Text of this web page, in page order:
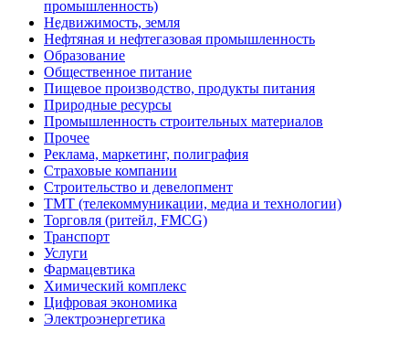
промышленность)
Недвижимость, земля
Нефтяная и нефтегазовая промышленность
Образование
Общественное питание
Пищевое производство, продукты питания
Природные ресурсы
Промышленность строительных материалов
Прочее
Реклама, маркетинг, полиграфия
Страховые компании
Строительство и девелопмент
ТМТ (телекоммуникации, медиа и технологии)
Торговля (ритейл, FMCG)
Транспорт
Услуги
Фармацевтика
Химический комплекс
Цифровая экономика
Электроэнергетика